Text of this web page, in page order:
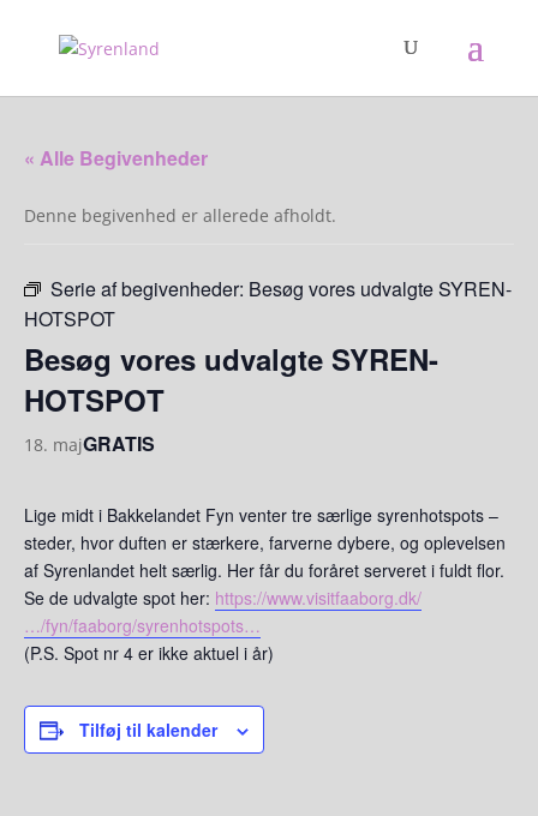
« Alle Begivenheder
Denne begivenhed er allerede afholdt.
Serie af begivenheder: Besøg vores udvalgte SYREN-
HOTSPOT
Besøg vores udvalgte SYREN-
HOTSPOT
18. majGRATIS
Lige midt i Bakkelandet Fyn venter tre særlige syrenhotspots –
steder, hvor duften er stærkere, farverne dybere, og oplevelsen
af Syrenlandet helt særlig. Her får du foråret serveret i fuldt flor.
Se de udvalgte spot her: https://www.visitfaaborg.dk/
…/fyn/faaborg/syrenhotspots…
(P.S. Spot nr 4 er ikke aktuel i år)
Tilføj til kalender